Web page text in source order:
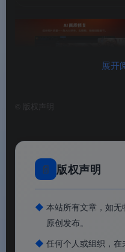
PhotoDirector相片大师
展开
版权声明
📄 版权声明
◆ 本站所有文章，如
原创发布。
◆ 任何个人或组织，